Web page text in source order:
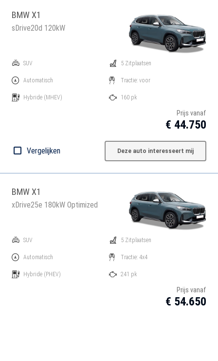
BMW X1
sDrive20d 120kW
SUV
Automatisch
Hybride (MHEV)
5 Zitplaatsen
Tractie: voor
160 pk
Prijs vanaf
€ 44.750
Vergelijken Deze auto interesseert mij
BMW X1
xDrive25e 180kW Optimized
SUV
Automatisch
Hybride (PHEV)
5 Zitplaatsen
Tractie: 4x4
241 pk
Prijs vanaf
€ 54.650